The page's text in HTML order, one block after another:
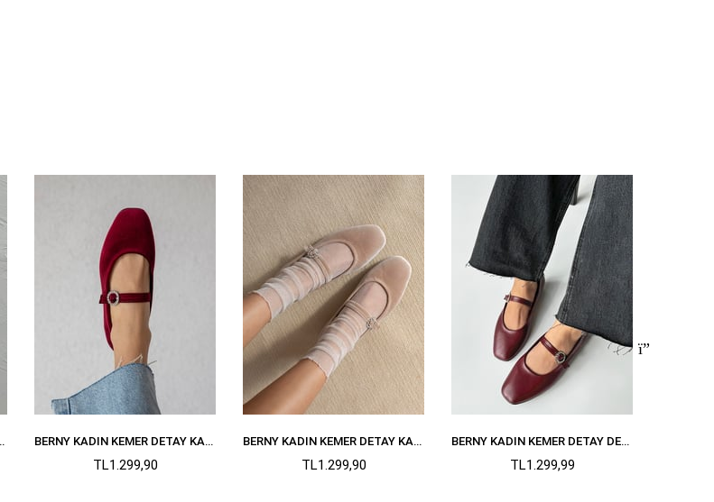
BABET SIYAH BERNY KADIN KEMER DETAY KADIFE BABET BORDO
TL1.299,90
BERNY KADIN KEMER DETAY KADIFE BABET VIZON
TL1.299,90
BERNY KADIN KEMER DETAY DERI BABET BORDO
TL1.299,99